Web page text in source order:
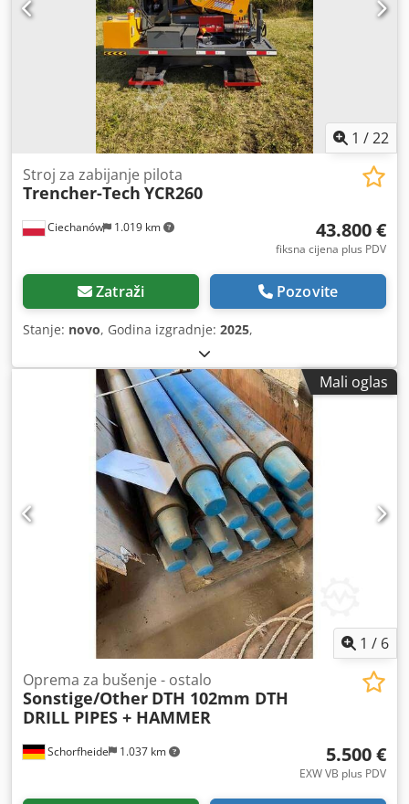
1 /22
Ciechanów 1.019 km
Stroj za zabijanje pilota
Trencher-Tech YCR260
43.800 €
fiksna cijena plus PDV
Zatraži Pozovite
Stanje: novo, Godina izgradnje: 2025,
Mali oglas
1 / 6
Schorfheide 1.037 km
Oprema za bušenje - ostalo
Sonstige/Other DTH 102mm DTH
DRILL PIPES + HAMMER
5.500 €
EXW VB plus PDV